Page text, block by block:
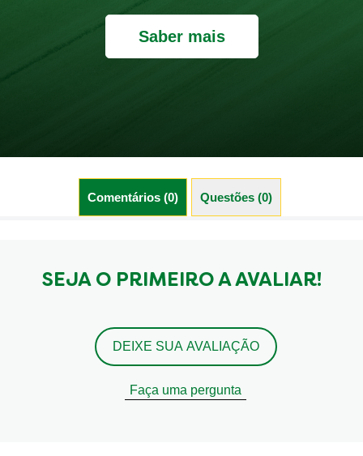
Saber mais
Comentários (0) Questões (0)
SEJA O PRIMEIRO A AVALIAR!
DEIXE SUA AVALIAÇÃO
Faça uma pergunta